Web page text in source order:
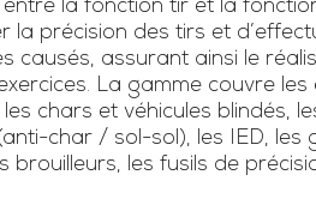
entre la fonction tir et la
la précision des tirs et
causés, assurant ainsi le
La gamme couvre
les chars et véhicules blindés,
char / sol-sol), les IED, les
brouilleurs, les fusils de